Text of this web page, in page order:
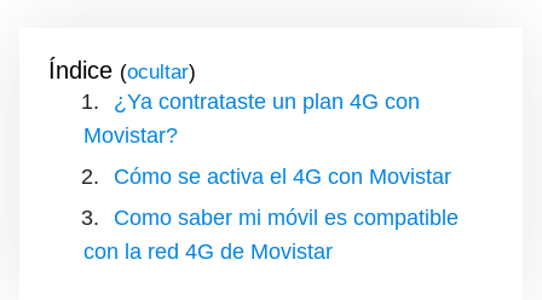
Índice ( )
¿Ya contrataste un plan 4G con
Movistar?
Cómo se activa el 4G con Movistar
Como saber mi móvil es compatible
con la red 4G de Movistar